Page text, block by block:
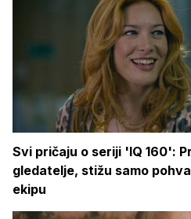
Svi pričaju o seriji 'IQ 160':
gledatelje, stižu samo
ekipu